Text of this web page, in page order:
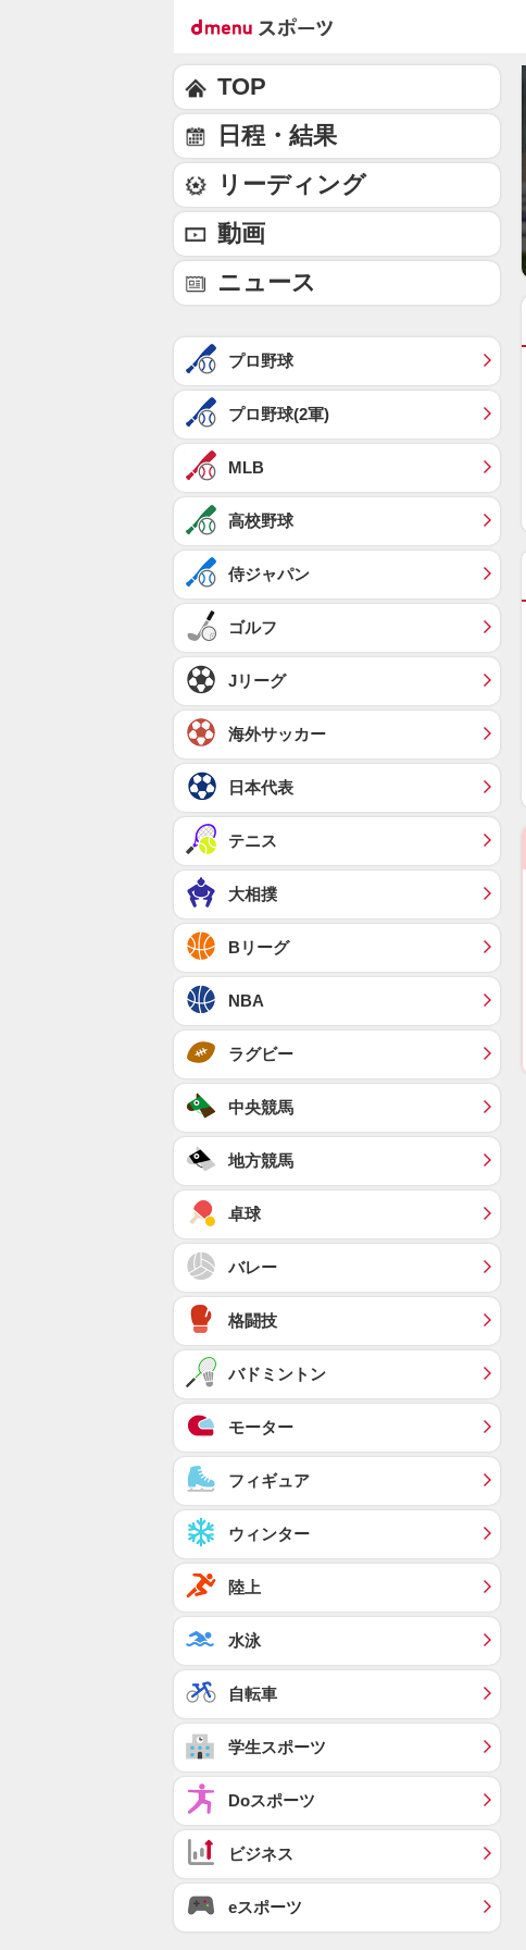
TOP
日程・結果
リーディング
動画
ニュース
プロ野球
プロ野球(2軍)
MLB
高校野球
侍ジャパン
ゴルフ
Jリーグ
海外サッカー
日本代表
テニス
大相撲
Bリーグ
NBA
ラグビー
中央競馬
地方競馬
卓球
バレー
格闘技
バドミントン
モーター
フィギュア
ウィンター
陸上
水泳
自転車
学生スポーツ
Doスポーツ
ビジネス
eスポーツ